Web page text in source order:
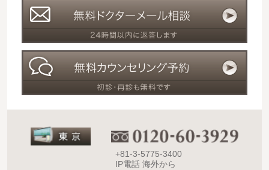
+81-3-5775-3400
IP電話 海外から